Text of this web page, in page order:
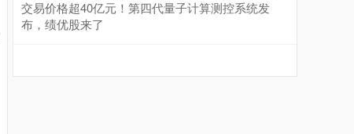
交易价格超40亿元！第四代量子计算测控系统发
布，绩优股来了